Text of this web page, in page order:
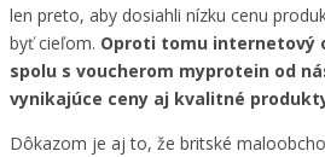
len preto, aby dosiahli nízku cenu
byť cieľom. Oproti tomu internetový
spolu s voucherom myprotein od
vynikajúce ceny aj kvalitné
Dôkazom je aj to, že britské